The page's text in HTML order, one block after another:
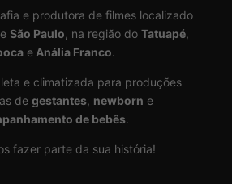
e produtora de filmes localizado
São Paulo, na região do Tatuapé,
e Anália Franco.
e climatizada para produções
de gestantes, newborn e
de bebês.
fazer parte da sua história!